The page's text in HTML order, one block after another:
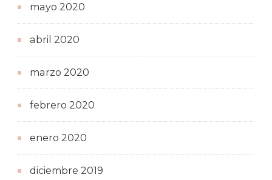
mayo 2020
abril 2020
marzo 2020
febrero 2020
enero 2020
diciembre 2019